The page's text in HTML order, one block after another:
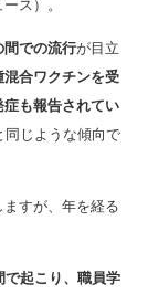
ス）。
間での流行が目立
混合ワクチンを受
症も報告されてい
じような傾向で
すが、年を経る
で起こり、職員学